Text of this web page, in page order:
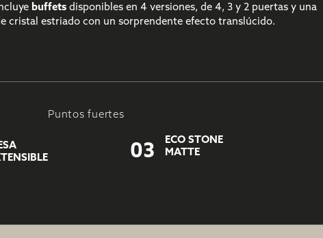
buffets disponibles en 4 versiones, de 4, 3 y 2 puertas y una
cristal estriado con un sorprendente efecto translúcido.
Puntos fuertes
03
ECO STONE
MATTE